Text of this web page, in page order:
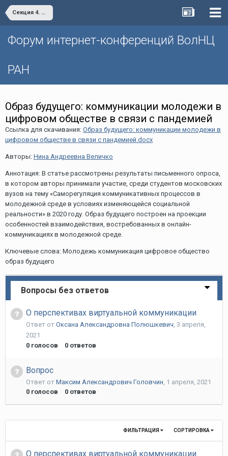
Секция 4. Жизнь после пандемии: на пути к цифровому обществу
Форум интернет-конференций ВолНЦ
РАН
Образ будущего: коммуникации молодежи в
цифровом обществе в связи с пандемией
Ссылка для скачивания: Образ будущего: коммуникации молодежи в
цифровом обществе в связи с пандемией.docx
Авторы: Нина Андреевна Величко
Аннотация: В статье рассмотрены результаты письменного опроса,
в котором авторы принимали участие, среди студентов московских
вузов на тему «Саморегуляция коммуникативных процессов в
молодежной среде в условиях изменяющейся социальной
реальности» в 2020 году. Образ будущего построен на проекции
особенностей взаимодействия, востребованных в онлайн-
коммуникациях в молодежной среде.
Ключевые слова: Молодежь коммуникация цифровое общество
образ будущего
Вопросы без ответов
О перспективах виртуальной коммуникации
Ответ от Оксана Александровна Полюшкевич, 3 апреля,
2021
0 голосов 0 ответов
Вопрос
Ответ от Максим Александрович Головчин 1 апреля, 2021
0 голосов 0 ответов
СОРТИРОВКА
ФИЛЬТРАЦИЯ
О перспективах виртуальной коммуникации